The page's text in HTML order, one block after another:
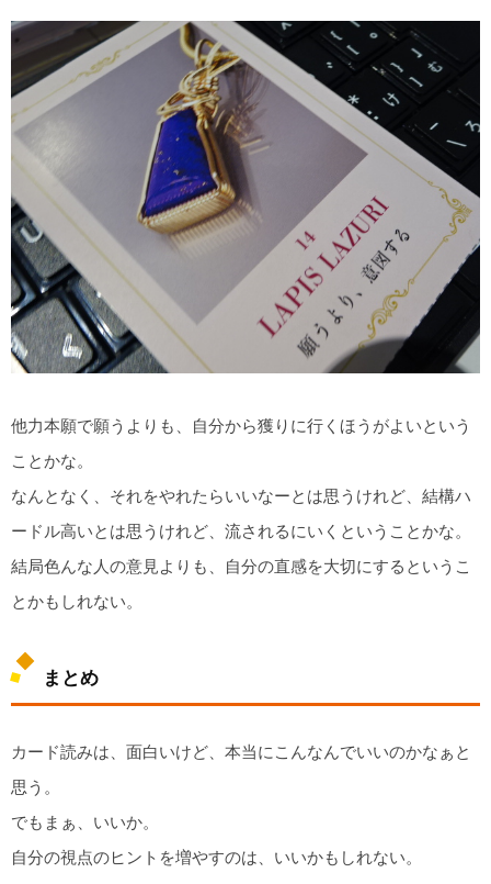
他力本願で願うよりも、自分から獲りに行くほうがよいという
ことかな。
なんとなく、それをやれたらいいなーとは思うけれど、結構ハ
ードル高いとは思うけれど、流されるにいくということかな。
結局色んな人の意見よりも、自分の直感を大切にするというこ
とかもしれない。
まとめ
カード読みは、面白いけど、本当にこんなんでいいのかなぁと
思う。
でもまぁ、いいか。
自分の視点のヒントを増やすのは、いいかもしれない。